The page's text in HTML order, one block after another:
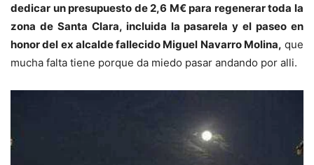
dedicar un presupuesto de 2,6 M€ para regenerar toda la
zona de Santa Clara, incluida la pasarela y el paseo en
honor del ex alcalde fallecido Miguel Navarro Molina, que
mucha falta tiene porque da miedo pasar andando por alli.